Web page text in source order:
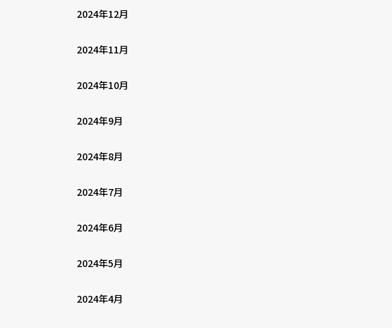
2024年12月
2024年11月
2024年10月
2024年9月
2024年8月
2024年7月
2024年6月
2024年5月
2024年4月